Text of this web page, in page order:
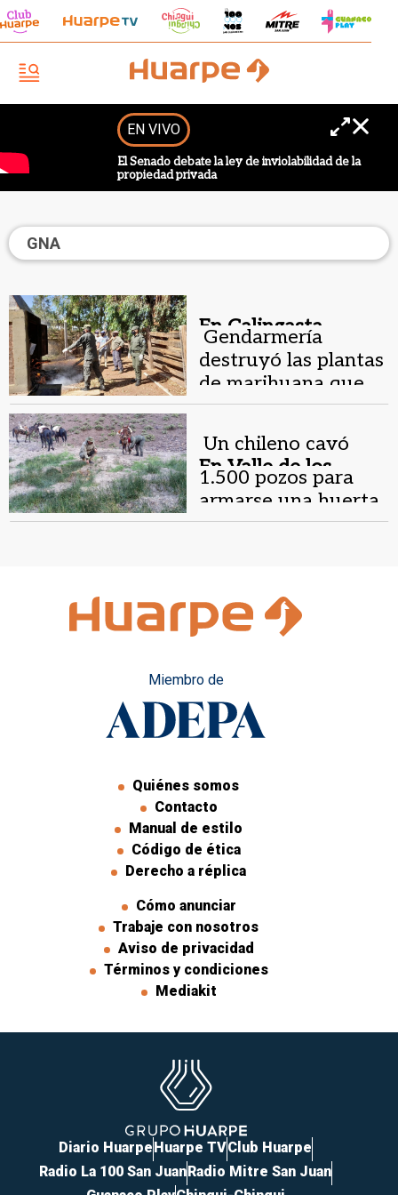
EN VIVO
El Senado debate la ley de inviolabilidad de la
propiedad privada
GNA
En Calingasta.
Gendarmería
destruyó las plantas
de marihuana que
fueron encontradas
cordillerana
En Valle de los
Patos.
Un chileno cavó
1.500 pozos para
armarse una huerta
de plantas de
Miembro de
Quiénes somos
Contacto
Manual de estilo
Código de ética
Derecho a réplica
Cómo anunciar
Trabaje con nosotros
Aviso de privacidad
Términos y condiciones
Mediakit
Diario HuarpeHuarpe TVClub Huarpe
Radio La 100 San JuanRadio Mitre San Juan